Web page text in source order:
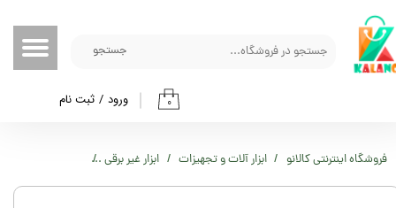
جستجو
۰ ورود / ثبت نام
حساب کاربری من
تغییر گذر واژه
خروج از حساب کاربری
فروشگاه اینترنتی کالانو ابزار آلات و تجهیزات ابزار غیر برقی